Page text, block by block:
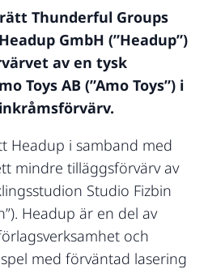
Thunderful Groups
GmbH (”Headup”)
av en tysk
Toys AB (”Amo Toys”) i
Headup i samband med
mindre tilläggsförvärv av
Studio Fizbin
Headup är en del av
och
med förväntad lasering